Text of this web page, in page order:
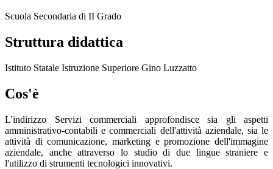
Scuola Secondaria di II Grado
Struttura didattica
Istituto Statale Istruzione Superiore Gino Luzzatto
Cos'è
L'indirizzo Servizi commerciali approfondisce sia gli aspetti
amministrativo-contabili e commerciali dell'attività aziendale, sia le
attività di comunicazione, marketing e promozione dell'immagine
aziendale, anche attraverso lo studio di due lingue straniere e
l'utilizzo di strumenti tecnologici innovativi.